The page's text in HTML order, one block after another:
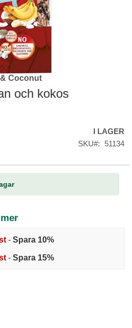
Coconut
och kokos
I LAGER
SKU
51134
- Spara 10%
- Spara 15%